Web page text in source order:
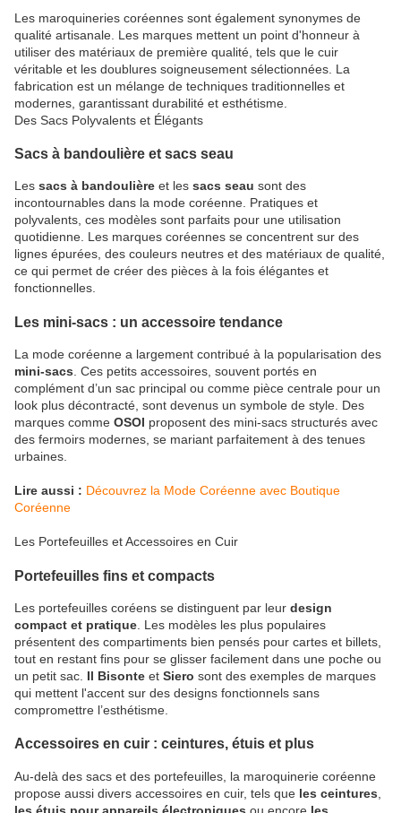
Les maroquineries coréennes sont également synonymes de
qualité artisanale. Les marques mettent un point d'honneur à
utiliser des matériaux de première qualité, tels que le cuir
véritable et les doublures soigneusement sélectionnées. La
fabrication est un mélange de techniques traditionnelles et
modernes, garantissant durabilité et esthétisme.
Des Sacs Polyvalents et Élégants
Sacs à bandoulière et sacs seau
Les sacs à bandoulière et les sacs seau sont des
incontournables dans la mode coréenne. Pratiques et
polyvalents, ces modèles sont parfaits pour une utilisation
quotidienne. Les marques coréennes se concentrent sur des
lignes épurées, des couleurs neutres et des matériaux de qualité,
ce qui permet de créer des pièces à la fois élégantes et
fonctionnelles.
Les mini-sacs : un accessoire tendance
La mode coréenne a largement contribué à la popularisation des
mini-sacs . Ces petits accessoires, souvent portés en
complément d’un sac principal ou comme pièce centrale pour un
look plus décontracté, sont devenus un symbole de style. Des
marques comme OSOI proposent des mini-sacs structurés avec
des fermoirs modernes, se mariant parfaitement à des tenues
urbaines.
Lire aussi : Découvrez la Mode Coréenne avec Boutique
Coréenne
Les Portefeuilles et Accessoires en Cuir
Portefeuilles fins et compacts
Les portefeuilles coréens se distinguent par leur design
compact et pratique . Les modèles les plus populaires
présentent des compartiments bien pensés pour cartes et billets,
tout en restant fins pour se glisser facilement dans une poche ou
un petit sac. Il Bisonte et Siero sont des exemples de marques
qui mettent l'accent sur des designs fonctionnels sans
compromettre l’esthétisme.
Accessoires en cuir : ceintures, étuis et plus
Au-delà des sacs et des portefeuilles, la maroquinerie coréenne
propose aussi divers accessoires en cuir, tels que les ceintures
les étuis pour appareils électroniques ou encore les